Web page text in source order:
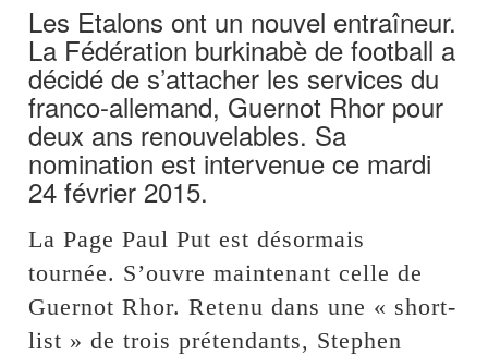
Les Etalons ont un nouvel entraîneur.
La Fédération burkinabè de football a
décidé de s’attacher les services du
franco-allemand, Guernot Rhor pour
deux ans renouvelables. Sa
nomination est intervenue ce mardi
24 février 2015.
La Page Paul Put est désormais
tournée. S’ouvre maintenant celle de
Guernot Rhor. Retenu dans une « short-
list » de trois prétendants, Stephen